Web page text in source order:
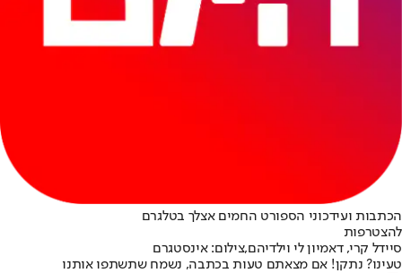
הכתבות ועידכוני הספורט החמים אצלך בטלגרם
להצטרפות
סיידל קרי, דאמיון לי וילדיהם,צילום: אינסטגרם
טעינו? נתקן! אם מצאתם טעות בכתבה, נשמח שתשתפו אותנו